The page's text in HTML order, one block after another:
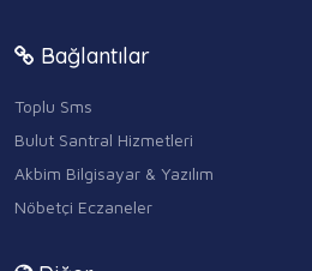
Bağlantılar
Toplu Sms
Bulut Santral Hizmetleri
Akbim Bilgisayar & Yazılım
Nöbetçi Eczaneler